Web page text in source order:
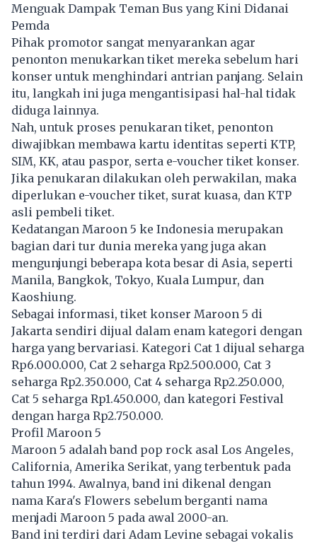
Menguak Dampak Teman Bus yang Kini Didanai
Pemda
Pihak promotor sangat menyarankan agar
penonton menukarkan tiket mereka sebelum hari
konser untuk menghindari antrian panjang. Selain
itu, langkah ini juga mengantisipasi hal-hal tidak
diduga lainnya.
Nah, untuk proses penukaran tiket, penonton
diwajibkan membawa kartu identitas seperti KTP,
SIM, KK, atau paspor, serta e-voucher tiket konser.
Jika penukaran dilakukan oleh perwakilan, maka
diperlukan e-voucher tiket, surat kuasa, dan KTP
asli pembeli tiket.
Kedatangan Maroon 5 ke Indonesia merupakan
bagian dari tur dunia mereka yang juga akan
mengunjungi beberapa kota besar di Asia, seperti
Manila, Bangkok, Tokyo, Kuala Lumpur, dan
Kaoshiung.
Sebagai informasi, tiket konser Maroon 5 di
Jakarta sendiri dijual dalam enam kategori dengan
harga yang bervariasi. Kategori Cat 1 dijual seharga
Rp6.000.000, Cat 2 seharga Rp2.500.000, Cat 3
seharga Rp2.350.000, Cat 4 seharga Rp2.250.000,
Cat 5 seharga Rp1.450.000, dan kategori Festival
dengan harga Rp2.750.000.
Profil Maroon 5
Maroon 5 adalah band pop rock asal Los Angeles,
California, Amerika Serikat, yang terbentuk pada
tahun 1994. Awalnya, band ini dikenal dengan
nama Kara's Flowers sebelum berganti nama
menjadi Maroon 5 pada awal 2000-an.
Band ini terdiri dari Adam Levine sebagai vokalis